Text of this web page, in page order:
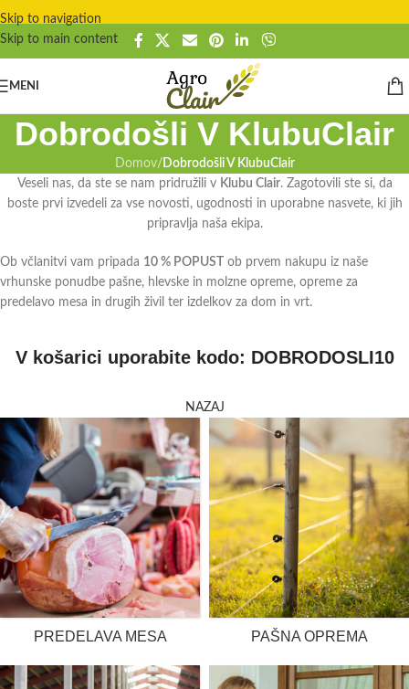
Skip to navigation
Skip to main content
MENI
Dobrodošli V KlubuClair
Domov/ Dobrodošli V KlubuClair
Veseli nas, da ste se nam pridružili v Klubu Clair. Zagotovili ste si, da
boste prvi izvedeli za vse novosti, ugodnosti in uporabne nasvete, ki jih
pripravlja naša ekipa.
Ob včlanitvi vam pripada 10 % POPUST
ob prvem nakupu iz naše
vrhunske ponudbe pašne, hlevske in molzne opreme, opreme za
predelavo mesa in drugih živil ter izdelkov za dom in vrt.
V košarici uporabite kodo: DOBRODOSLI10
NAZAJ
PREDELAVA MESA PAŠNA OPREMA